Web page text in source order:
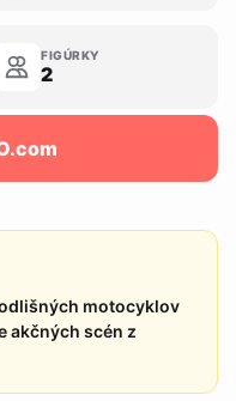
FIGÚRKY
2
motocyklov
akčných scén z